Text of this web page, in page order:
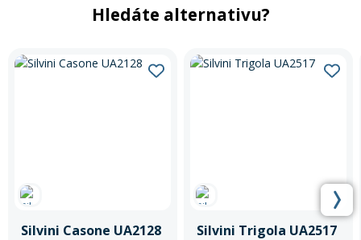
Hledáte alternativu?
Silvini Casone UA2128 Silvini Trigola UA2517